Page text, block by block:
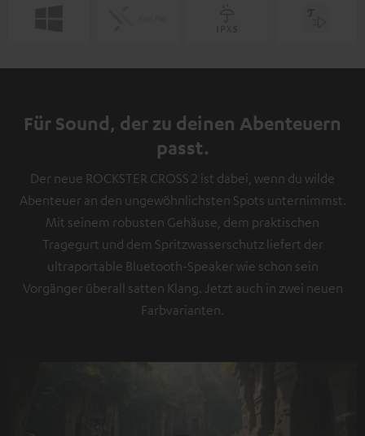
Für Sound, der zu deinen Abenteuern
passt.
Der neue ROCKSTER CROSS 2 ist dabei, wenn du wilde
Abenteuer an den ungewöhnlichsten Spots unternimmst.
Mit seinem robusten Gehäuse, dem praktischen
Tragegurt und dem Spritzwasserschutz liefert der
ultraportable Bluetooth-Speaker wie schon sein
Vorgänger überall satten Klang. Jetzt auch in zwei neuen
Farbvarianten.